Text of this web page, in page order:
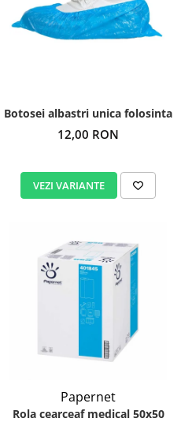
Botosei albastri unica folosinta
12,00 RON
VEZI VARIANTE
Papernet
Rola cearceaf medical 50x50